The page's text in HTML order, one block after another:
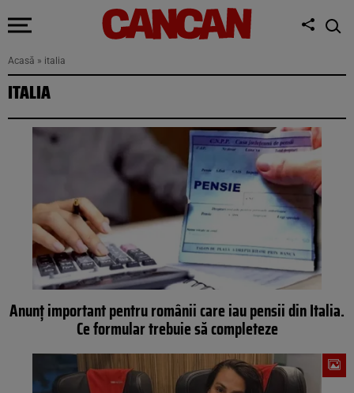
Acasă » italia
ITALIA
Anunț important pentru românii care iau pensii din Italia.
Ce formular trebuie să completeze